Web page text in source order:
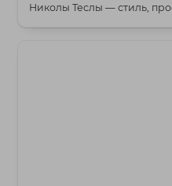
Николы Теслы — стиль,